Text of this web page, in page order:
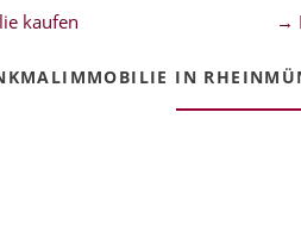
kaufen →
IN